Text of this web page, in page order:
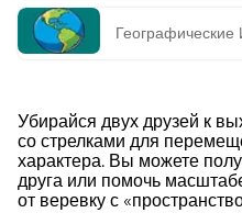
Географические
Убирайся двух друзей к
со стрелками для
характера. Вы можете
друга или помочь
от веревку с